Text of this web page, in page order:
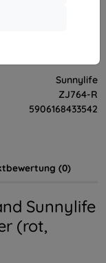
Sunnylife
ZJ764-R
5906168433542
(0)
Sunnylife
(rot,